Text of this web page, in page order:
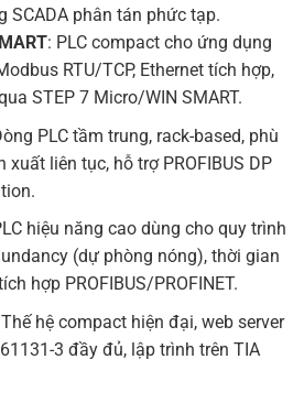
SCADA phân tán phức tạp.
: PLC compact cho ứng dụng
RTU/TCP, Ethernet tích hợp,
STEP 7 Micro/WIN SMART.
PLC tầm trung, rack-based, phù
xuất liên tục, hỗ trợ PROFIBUS DP
hiệu năng cao dùng cho quy trình
(dự phòng nóng), thời gian
hợp PROFIBUS/PROFINET.
hệ compact hiện đại, web server
3 đầy đủ, lập trình trên TIA